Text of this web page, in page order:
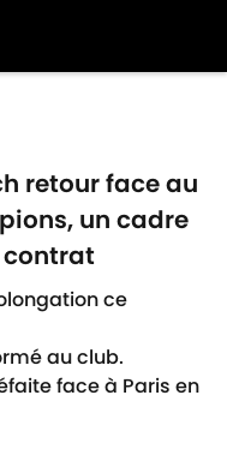
retour face au
un cadre
contrat
ce
au club.
face à Paris en